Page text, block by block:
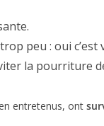
peu : oui c’est
la pourriture
entretenus, ont